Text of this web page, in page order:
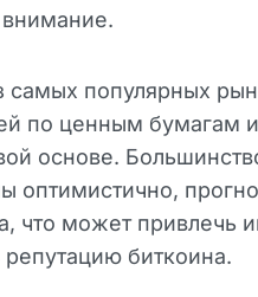
популярных
по ценным бумагам
основе.
оптимистично,
что может привлечь
репутацию биткоина.